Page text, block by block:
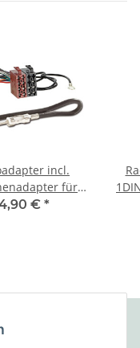
incl.
für
Trafic Bj. 2020
€ *